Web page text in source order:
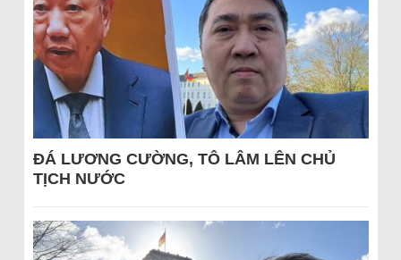
ĐÁ LƯƠNG CƯỜNG, TÔ LÂM LÊN CHỦ
TỊCH NƯỚC